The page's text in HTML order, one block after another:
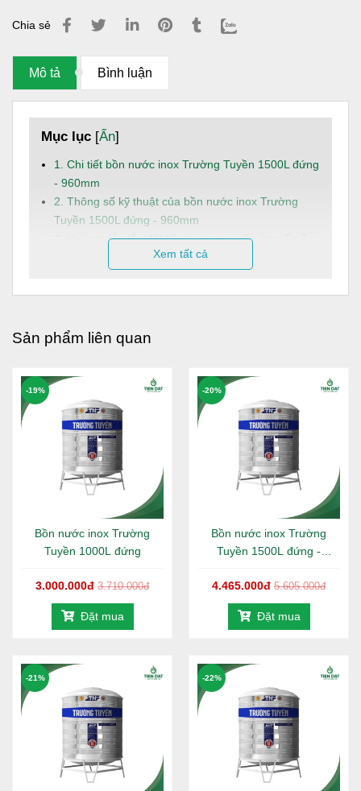
Chia sẻ
Mô tả Bình luận
Mục lục [Ẩn]
1. Chi tiết bồn nước inox Trường Tuyền 1500L đứng
- 960mm
2. Thông số kỹ thuật của bồn nước inox Trường
Tuyền 1500L đứng - 960mm
3. Hướng dẫn lắp đặt bồn nước inox Trường Tuyền
1500L đứng - 960mm
960mm là giải pháp trữ nước sinh hoạt an toàn, bền bỉ và
Dung tích:
1500L, đáp ứng linh hoạt nhu cầu sử
dụng nước sinh hoạt hằng ngày của hộ gia đình từ 4
- 6 người.
Chất liệu: Bồn được sản xuất từ inox SUS 304 cao
cấp, có khả năng chống gỉ sét, chống ăn mòn hiệu
quả, giúp nguồn nước luôn sạch, an toàn cho sức
khỏe người sử dụng.
Thiết kế:Kiểu dáng đứng gọn gàng, chắc chắn, tối
ưu diện tích lắp đặt; bề mặt inox sáng bóng, mang
Thân bồn:Thiết kế đa gân tăng cứng, giúp bồn chịu
lực tốt, hạn chế móp méo và biến dạng trong quá
trình sử dụng lâu dài.
độ ổn định và an toàn khi lắp đặt trên nhiều vị trí
Công nghệ sản xuất:
Bồn được sản xuất theo công
nghệ tiên tiến loại bỏ hoàn toàn mối hàn và điểm nối
giữa cổ và thân bồn, giúp tăng độ kín, ngăn ngừa rò
Bảo hành:Sản phẩm 5 năm, bảo trì 12 năm chính
Xem tất cả
Sản phẩm liên quan
Bồn nước inox Trường
Tuyền 1000L đứng
3.000.000đ 3.710.000đ
-19%
Đặt mua
Bồn nước inox Trường
Tuyền 1500L đứng -
4.465.000đ 5.605.000đ
-20%
Đặt mua
-21% -22%